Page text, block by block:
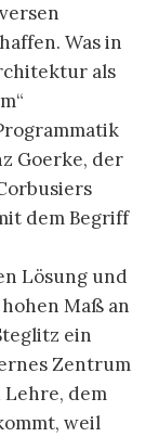
Was in
als
Goerke, der
dem Begriff
Lösung und
Maß an
ein
Zentrum
dem
weil